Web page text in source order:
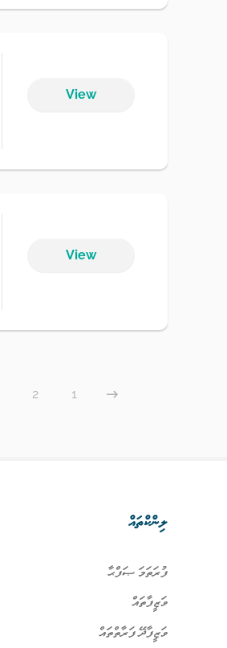
View
View
1
2
ލިންކްތައް
ފުރަތަމަ ޞަފްޙާ
ވަޒީފާތައް
ވަޒީފާދޭ ފަރާތްތައް